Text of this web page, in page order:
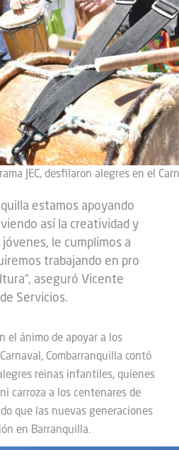
JEC, desfilaron alegres en el
estamos apoyando
así la creatividad y
le cumplimos a
trabajando en pro
aseguró Vicente
Servicios.
el ánimo de apoyar a los
Combarranquilla contó
reinas infantiles, quienes
carroza a los centenares de
que las nuevas generaciones
en Barranquilla.